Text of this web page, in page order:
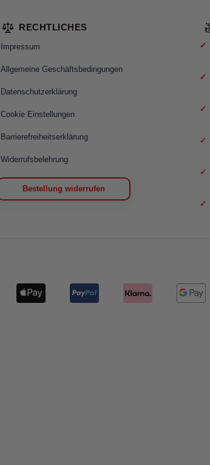
RECHTLICHES
Impressum
Allgemeine Geschäftsbedingungen
Datenschutzerklärung
Cookie Einstellungen
Barrierefreiheitserklärung
Widerrufsbelehrung
Bestellung widerrufen